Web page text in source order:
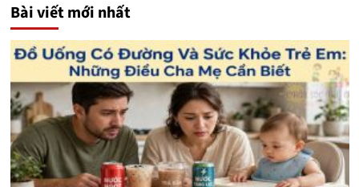
Bài viết mới nhất